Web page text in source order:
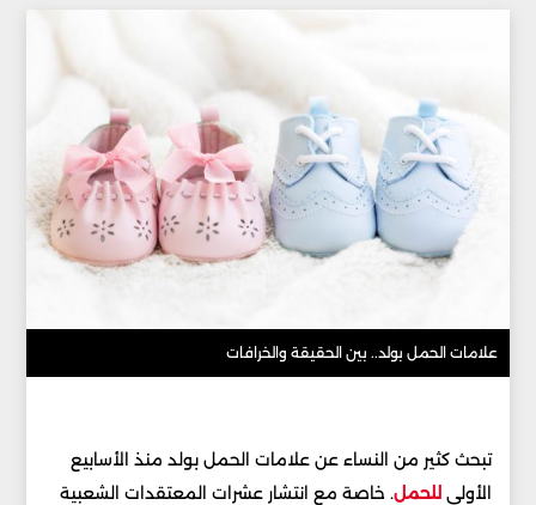
علامات الحمل بولد.. بين الحقيقة والخرافات
تبحث كثير من النساء عن علامات الحمل بولد منذ الأسابيع
الأولى للحمل. خاصة مع انتشار عشرات المعتقدات الشعبية